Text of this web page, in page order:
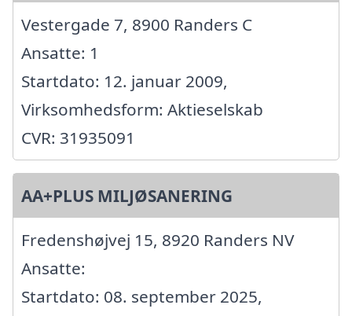
Vestergade 7, 8900 Randers C
Ansatte: 1
Startdato: 12. januar 2009,
Virksomhedsform: Aktieselskab
CVR: 31935091
AA+PLUS MILJØSANERING
Fredenshøjvej 15, 8920 Randers NV
Ansatte:
Startdato: 08. september 2025,